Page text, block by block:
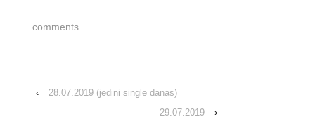
comments
‹
28.07.2019 (jedini single danas)
29.07.2019
›